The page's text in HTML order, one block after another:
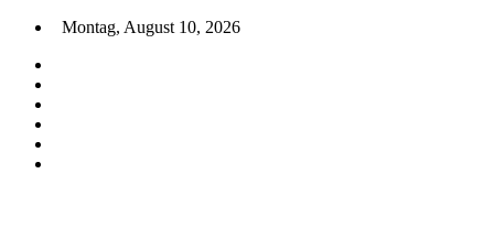
Skip
content
Montag, August 10, 2026